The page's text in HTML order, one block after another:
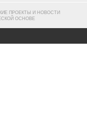
ПРОЕКТЫ И НОВОСТИ
ОСНОВЕ